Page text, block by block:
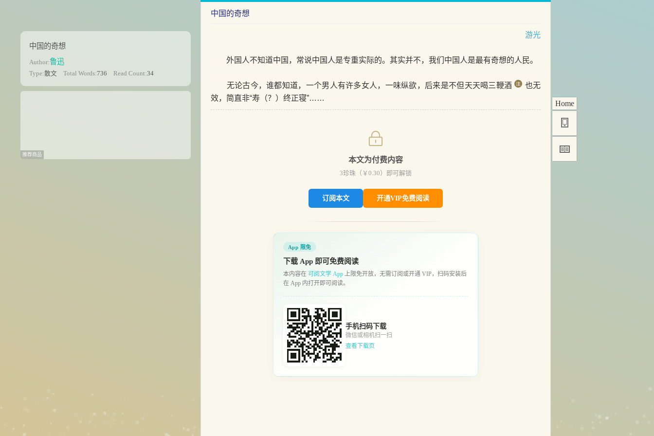
Home
中国的奇想
游光
外国人不知道中国，常说中国人是专重实际的。其实并不，我们中国人是最有奇想的人民。
无论古今，谁都知道，一个男人有许多女人，一味纵欲，后来是不但天天喝三鞭酒
也无
效，简直非“寿（？）终正寝”……
本文为付费内容
3珍珠（￥ 0.30）即可解锁
订阅本文 开通VIP免费阅读
App 限免
下载 App 即可免费阅读
本内容在 可阅文学 App 上限免开放，无需订阅或开通 VIP，扫码安装后
在 App 内打开即可阅读。
手机扫码下载
微信或相机扫一扫
查看下载页
中国的奇想
Author:鲁迅
Type:散文 Total Words:736 Read Count:34
推荐商品